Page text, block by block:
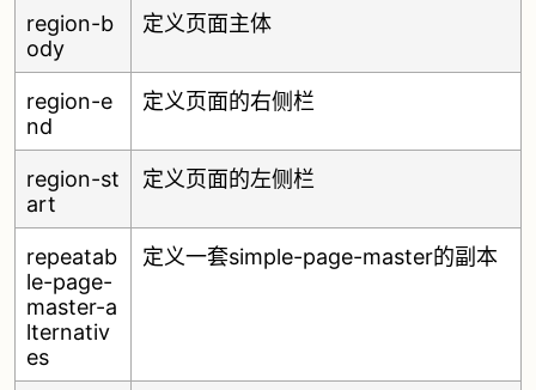
region-b
ody
定义页面主体
region-e
nd
定义页面的右侧栏
region-st
art
定义页面的左侧栏
repeatab
le-page-
master-a
lternativ
es
定义一套simple-page-master的副本